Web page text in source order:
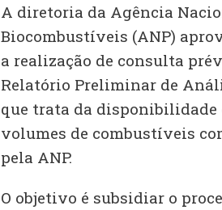
A diretoria da Agência
Biocombustíveis (ANP)
a realização de consulta
Relatório Preliminar de
que trata da disponibilidade
volumes de combustíveis
pela ANP.
O objetivo é subsidiar o